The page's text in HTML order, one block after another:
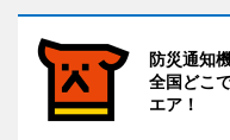
防災通知
全国どこ
エア！